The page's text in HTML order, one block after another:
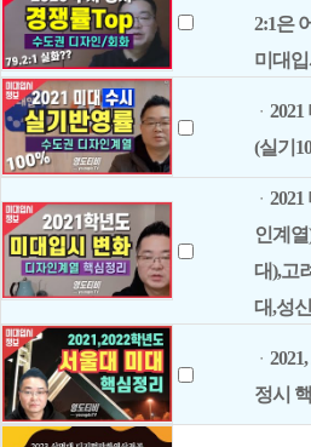
2:1은
미대
ㆍ
(실기
ㆍ
인계
대),고
대,성
ㆍ
정시